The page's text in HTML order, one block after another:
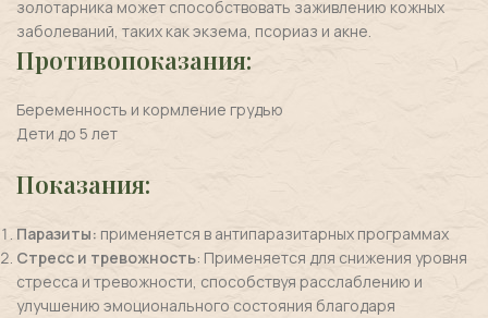
золотарника может способствовать заживлению кожных
заболеваний, таких как экзема, псориаз и акне.
Противопоказания:
Беременность и кормление грудью
Дети до 5 лет
Показания:
Паразиты: применяется в антипаразитарных программах
Стресс и тревожность: Применяется для снижения уровня
стресса и тревожности, способствуя расслаблению и
улучшению эмоционального состояния благодаря